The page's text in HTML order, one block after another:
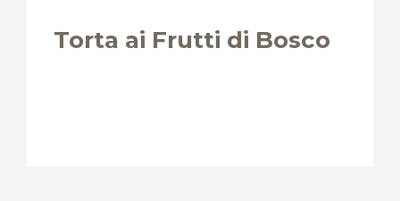
Torta ai Frutti di Bosco